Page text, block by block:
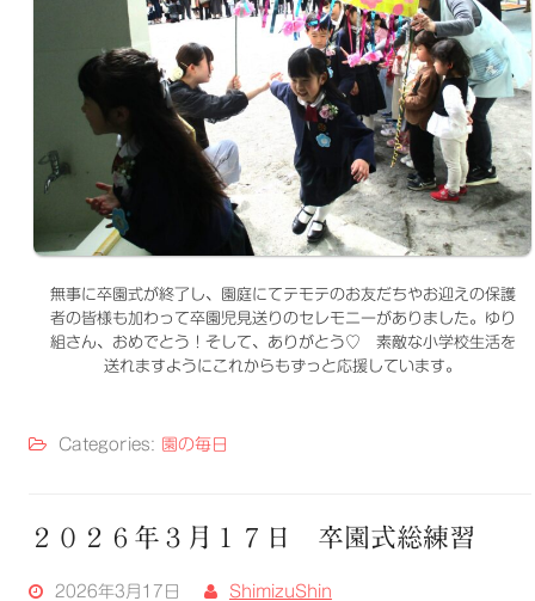
無事に卒園式が終了し、園庭にてテモテのお友だちやお迎えの保護
者の皆様も加わって卒園児見送りのセレモニーがありました。ゆり
組さん、おめでとう！そして、ありがとう♡ 素敵な小学校生活を
送れますようにこれからもずっと応援しています。
Categories: 園の毎日
２０２６年３月１７日 卒園式総練習
2026年3月17日 ShimizuShin